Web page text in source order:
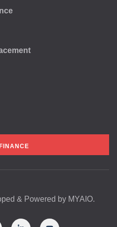
& Powered by MYAIO.